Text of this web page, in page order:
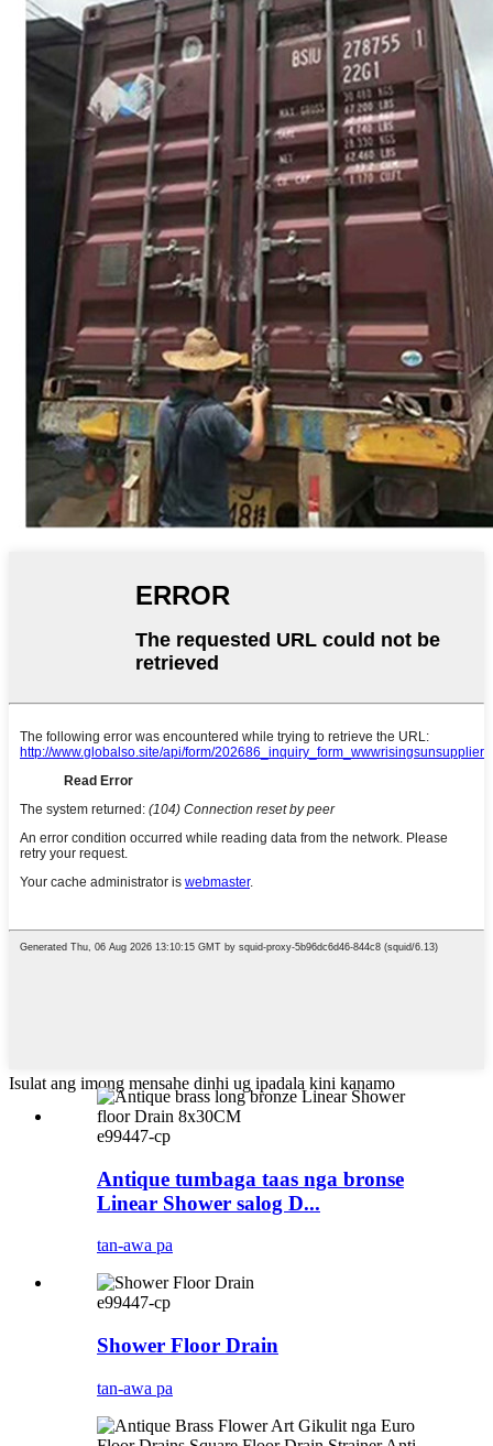
Isulat ang imong mensahe dinhi ug ipadala kini kanamo
e99447-cp
Antique tumbaga taas nga bronse
Linear Shower salog D...
tan-awa pa
e99447-cp
Shower Floor Drain
tan-awa pa